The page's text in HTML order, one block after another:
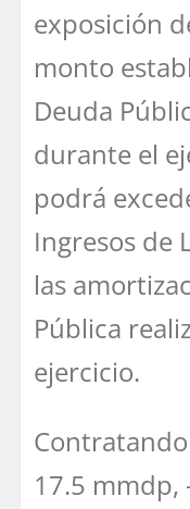
exposición
monto
Deuda
durante el
podrá
Ingresos de
las
Pública
ejercicio.
17.5 mmdp,